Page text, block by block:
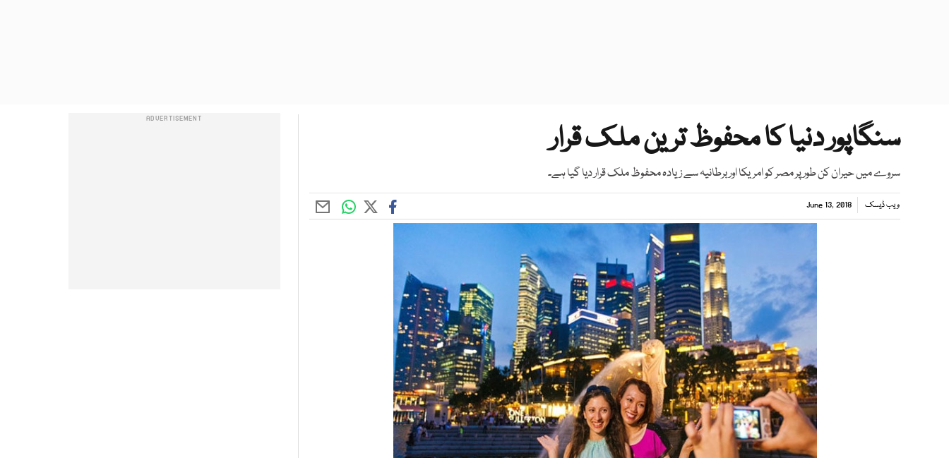
سنگاپور دنیا کا محفوظ ترین ملک قرار
سروے میں حیران کن طور پر مصر کو امریکا اور برطانیہ سے زیادہ محفوظ ملک قرار دیا گیا ہے۔
ویب ڈیسک June 13, 2018